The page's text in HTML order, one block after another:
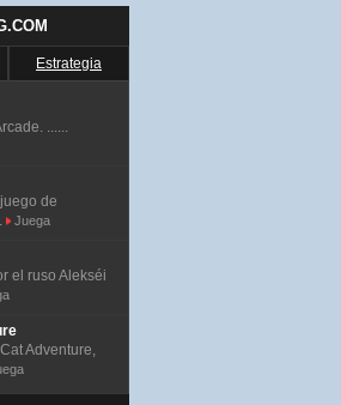
Estrategia
......
de
Juega
el ruso Alekséi
Adventure,